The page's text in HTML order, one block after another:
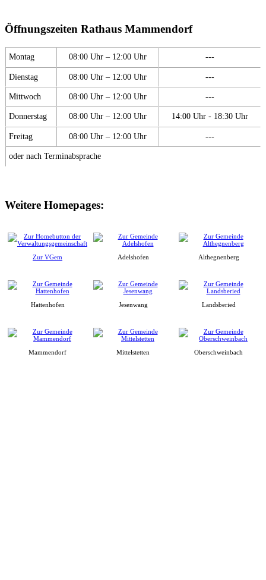
Öffnungszeiten Rathaus Mammendorf
Montag 08:00 Uhr – 12:00 Uhr ---
Dienstag 08:00 Uhr – 12:00 Uhr ---
Mittwoch 08:00 Uhr – 12:00 Uhr ---
Donnerstag 08:00 Uhr – 12:00 Uhr 14:00 Uhr - 18:30 Uhr
Freitag 08:00 Uhr – 12:00 Uhr ---
oder nach Terminabsprache
Weitere Homepages:
Zur VGem Adelshofen Althegnenberg
Hattenhofen Jesenwang Landsberied
Mammendorf Mittelstetten Oberschweinbach